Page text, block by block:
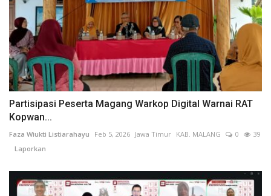
Partisipasi Peserta Magang Warkop Digital Warnai RAT
Kopwan...
Faza Wiukti Listiarahayu Feb 5, 2026 Jawa Timur KAB. MALANG 0
39
Laporkan